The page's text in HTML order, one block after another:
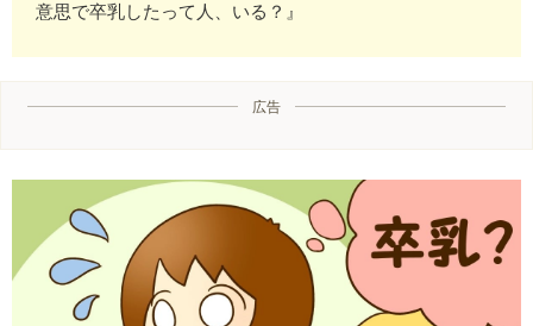
意思で卒乳したって人、いる？』
広告